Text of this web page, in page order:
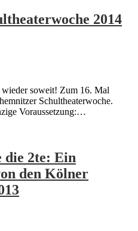
2014
soweit! Zum 16. Mal
Schultheaterwoche.
Voraussetzung:…
2te: Ein
den Kölner